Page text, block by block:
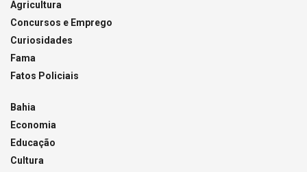
Agricultura
Concursos e Emprego
Curiosidades
Fama
Fatos Policiais
Bahia
Economia
Educação
Cultura